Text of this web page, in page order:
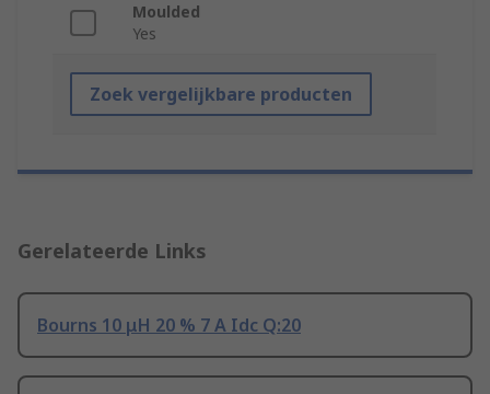
Moulded
Yes
Zoek vergelijkbare producten
Gerelateerde Links
Bourns 10 μH 20 % 7 A Idc Q:20